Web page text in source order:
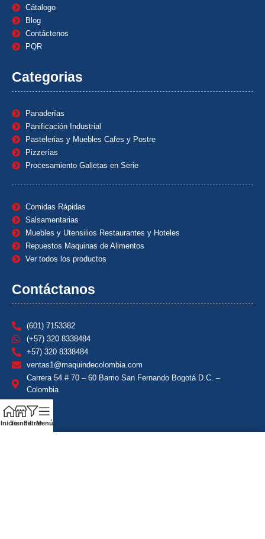
Cátalogo
Blog
Contáctenos
PQR
Categorias
Panaderías
Panificación Industrial
Pastelerias y Muebles Cafes y Postre
Pizzerías
Procesamiento Galletas en Serie
Comidas Rápidas
Salsamentarias
Muebles y Utensilios Restaurantes y Hoteles
Repuestos Maquinas de Alimentos
Ver todos los productos
Contáctanos
(601) 7153382
(+57) 320 8338484
+57) 320 8338484
ventas1@maquindecolombia.com
Carrera 54 # 70 – 60 Barrio San Fernando Bogotá D.C. –
Colombia
InicioTiendaFiltrarMenú